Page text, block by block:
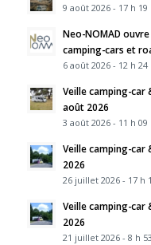
9 août 2026 - 17 h 19
Neo-NOMAD
camping-cars et
6 août 2026 - 12 h
Veille camping-car
août 2026
3 août 2026 - 11 h 09
Veille camping-car
2026
26 juillet 2026 - 17 h
Veille camping-car
2026
21 juillet 2026 - 8 h